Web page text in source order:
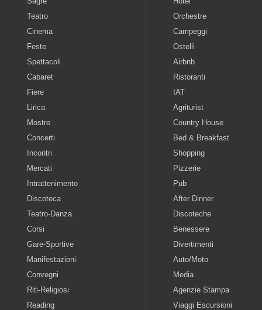
Teatro
Cinema
Feste
Spettacoli
Cabaret
Fiere
Lirica
Mostre
Concerti
Incontri
Mercati
Intrattenimento
Discoteca
Teatro-Danza
Corsi
Gare-Sportive
Manifestazioni
Convegni
Riti-Religiosi
Reading
Orchestre
Campeggi
Ostelli
Airbnb
Ristoranti
IAT
Agriturist
Country House
Bed & Breakfast
Shopping
Pizzerie
Pub
After Dinner
Discoteche
Benessere
Divertimenti
Auto/Moto
Media
Agenzie Stampa
Viaggi Escursioni